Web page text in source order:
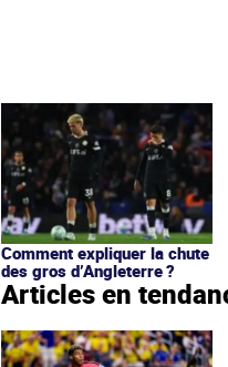
Comment expliquer la chute
des gros d’Angleterre ?
Articles en